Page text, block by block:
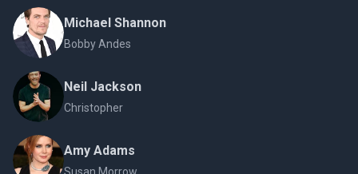
Michael Shannon
Bobby Andes
Neil Jackson
Christopher
Amy Adams